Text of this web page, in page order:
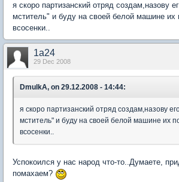
я скоро партизанский отряд создам,назову
мститель" и буду на своей белой машине их
всосенки..
1a24
29 Dec 2008
DmulkA, on 29.12.2008 - 14:44:
я скоро партизанский отряд создам,назову
мститель" и буду на своей белой машине их
всосенки..
Успокоился у нас народ что-то..Думаете,
помахаем?